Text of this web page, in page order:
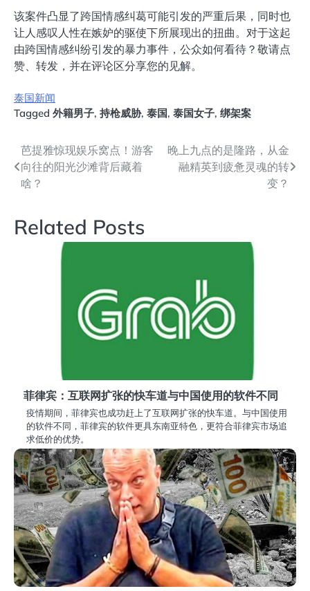
该案件凸显了跨国情感纠葛可能引发的严重后果，同时也
让人感叹人性在嫉妒的驱使下所展现出的扭曲。对于这起
由跨国情感纠纷引发的暴力事件，公众如何看待？敬请点
赞、转发，并在评论区分享您的见解。
泰国新闻
Tagged 外籍男子, 持枪威胁, 泰国, 泰国女子, 绑架案
文
章
航
芭提雅惊现娱乐窝点！游客
向往的阳光沙滩背后藏着
啥？
晚上九点的是隆路，从金
融精英到疲惫灵魂的转
变？
Related Posts
菲律宾：互联网扩张的快车道与中国使用的软件不同
疫情期间，菲律宾也成功赶上了互联网扩张的快车道。与中国使用
的软件不同，菲律宾的软件更具东南亚特色，更符合菲律宾市场追
求低价的优势。